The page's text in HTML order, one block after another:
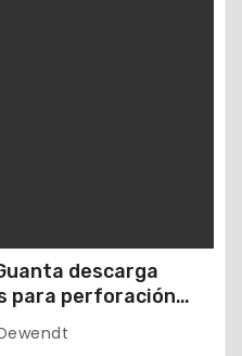
descarga
para perforación